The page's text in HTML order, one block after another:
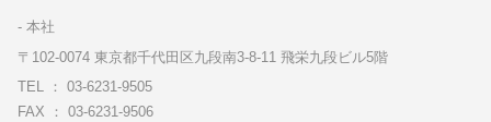
本社
〒102-0074 東京都千代⽥区九段南3-8-11 飛栄九段ビル5階
TEL ： 03-6231-9505
FAX ： 03-6231-9506